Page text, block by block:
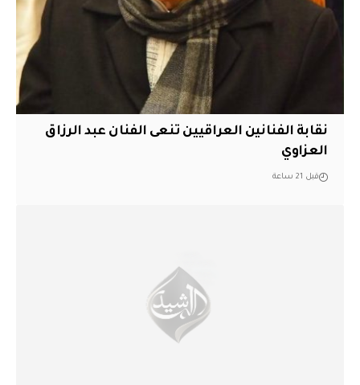
نقابة الفنانين العراقيين تنعى الفنان عبد الرزاق
العزاوي
قبل 21 ساعة